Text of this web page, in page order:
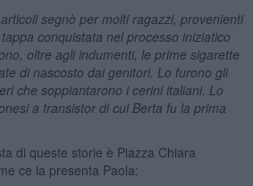
segnò per molti ragazzi, provenienti
conquistata nel processo iniziatico
oltre agli indumenti, le prime sigarette
di nascosto dai genitori. Lo furono gli
che soppiantarono i cerini italiani. Lo
a transistor di cui Berta fu la prima
di queste storie è Piazza Chiara
ce la presenta Paola: